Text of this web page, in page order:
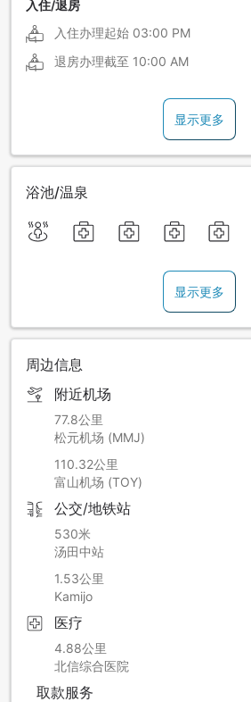
入住/退房
入住办理起始 03:00 PM
退房办理截至 10:00 AM
显示更多
浴池/温泉
显示更多
周边信息
附近机场
77.8公里
松元机场 (MMJ)
110.32公里
富山机场 (TOY)
公交/地铁站
530米
汤田中站
1.53公里
Kamijo
医疗
4.88公里
北信综合医院
取款服务